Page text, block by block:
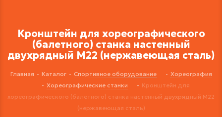
Кронштейн для хореографического
(балетного) станка настенный
двухрядный М22 (нержавеющая сталь)
Главная - Каталог - Спортивное оборудование - Хореография
- Хореографические станки - Кронштейн для
хореографического (балетного) станка настенный двухрядный М22
(нержавеющая сталь)